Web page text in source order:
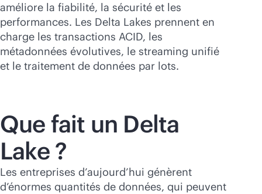
améliore la fiabilité, la sécurité et les
performances. Les Delta Lakes prennent en
charge les transactions ACID, les
métadonnées évolutives, le streaming unifié
et le traitement de données par lots.
Que fait un Delta
Lake ?
Les entreprises d’aujourd’hui génèrent
d’énormes quantités de données, qui peuvent